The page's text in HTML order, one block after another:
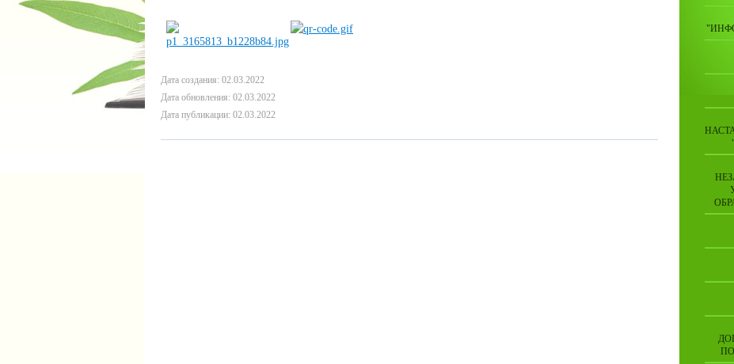
Дата создания: 02.03.2022
Дата обновления: 02.03.2022
Дата публикации: 02.03.2022